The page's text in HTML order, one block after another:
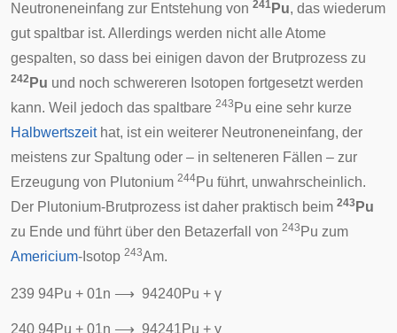
Neutroneneinfang zur Entstehung von 241 Pu, das wiederum
gut spaltbar ist. Allerdings werden nicht alle Atome
gespalten, so dass bei einigen davon der Brutprozess zu
242 Pu und noch schwereren Isotopen fortgesetzt werden
kann. Weil jedoch das spaltbare 243 Pu eine sehr kurze
Halbwertszeithat, ist ein weiterer Neutroneneinfang, der
meistens zur Spaltung oder – in selteneren Fällen – zur
Erzeugung von Plutonium 244Pu führt, unwahrscheinlich.
Der Plutonium-Brutprozess ist daher praktisch beim 243 Pu
zu Ende und führt über den Betazerfall von 243 Pu zum
Americium-Isotop 243Am.
239 94Pu + 01n ⟶ 94240Pu + γ
240 94Pu + 01n ⟶ 94241Pu + γ